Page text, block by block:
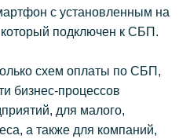
с установленным на
подключен к СБП.
схем оплаты по СБП,
бизнес-процессов
для малого,
а также для компаний,